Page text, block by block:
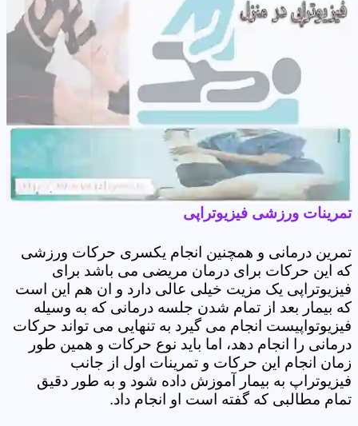
تمرینات ورزشی فیزیوتراپی
تمرین درمانی و همچنین انجام یکسری حرکات ورزشی
که این حرکات برای درمان مریضی می باشد برای
فیزیوتراپی یک مزیت خیلی عالی دارد و ان هم این است
که بیمار بعد از تمام شدن جلسه درمانی که به وسیله
فیزیوتواپیست انجام می گیرد به تنهایی می تواند حرکات
درمانی را انجام دهد، اما باید نوع حرکات و همین طور
زمان انجام این حرکات و تمرینات اول از جانب
فیزیوتراپ به بیمار آموزش داده شود و به طور دقیق
تمام مطالبی که گفته است او انجام داد.